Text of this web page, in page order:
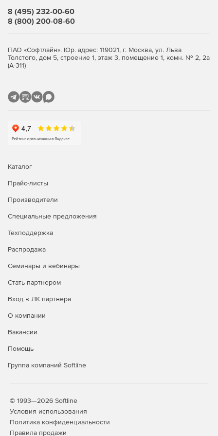
Окно «Локальная смета»
Переключение метода расчета: базисно-индексный,
Задание и редактирование формул расчета объема и
стоимости.
Пересчет сметы и акта из справочников.
Окно «Акт выполненных работ»
Задание общего процента выполнения по всей смете
Графическое отображение закрытия по каждой
Дополнительные возможности
Редактор стандартных сметных отчетов.
Фильтр во всех справочниках.
Автоматический расчет массы строительного мусора
8 (495) 232-00-60
8 (800) 200-08-60
ПАО «Софтлайн». Юр. адрес: 119021, г. Москва, ул. Льва
Толстого, дом 5, строение 1, этаж 3, помещение 1, комн. № 2, 2а
(А-311)
Каталог
Прайс-листы
Производители
Специальные предложения
Техподдержка
Распродажа
Семинары и вебинары
Стать партнером
Вход в ЛК партнера
О компании
Вакансии
Помощь
Группа компаний Softline
© 1993—2026 Softline
Условия использования
Политика конфиденциальности
Правила продажи